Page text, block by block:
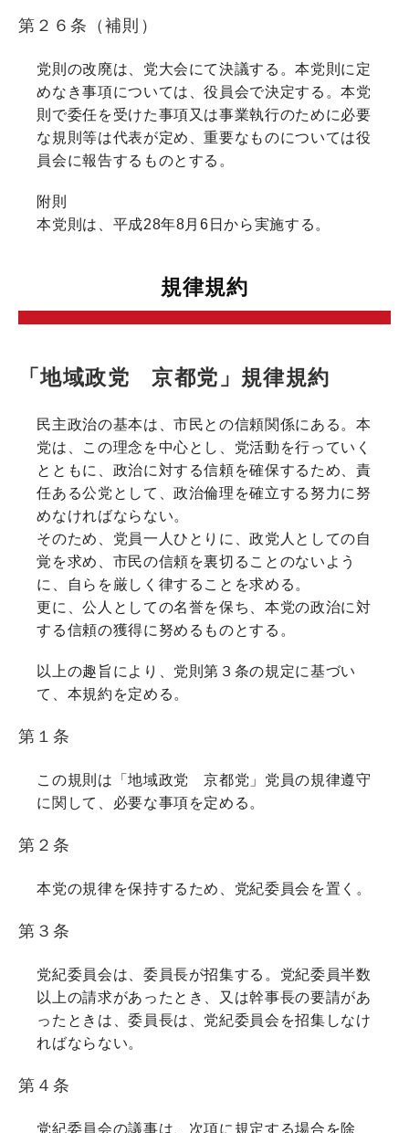
第２６条（補則）
党則の改廃は、党大会にて決議する。本党則に定
めなき事項については、役員会で決定する。本党
則で委任を受けた事項又は事業執行のために必要
な規則等は代表が定め、重要なものについては役
員会に報告するものとする。
附則
本党則は、平成28年8月6日から実施する。
規律規約
「地域政党 京都党」規律規約
民主政治の基本は、市民との信頼関係にある。本
党は、この理念を中心とし、党活動を行っていく
とともに、政治に対する信頼を確保するため、責
任ある公党として、政治倫理を確立する努力に努
めなければならない。
そのため、党員一人ひとりに、政党人としての自
覚を求め、市民の信頼を裏切ることのないよう
に、自らを厳しく律することを求める。
更に、公人としての名誉を保ち、本党の政治に対
する信頼の獲得に努めるものとする。
以上の趣旨により、党則第３条の規定に基づい
て、本規約を定める。
第１条
この規則は「地域政党 京都党」党員の規律遵守
に関して、必要な事項を定める。
第２条
本党の規律を保持するため、党紀委員会を置く。
第３条
党紀委員会は、委員長が招集する。党紀委員半数
以上の請求があったとき、又は幹事長の要請があ
ったときは、委員長は、党紀委員会を招集しなけ
ればならない。
第４条
党紀委員会の議事は、次項に規定する場合を除